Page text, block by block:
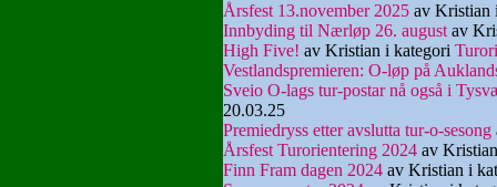
Årsfest 13.november 2025av Kristian
Innbyding til Nærløp 26. augustav
High Five! av Kristian i kategori
Vestlandspremieren: O-løp på
Sveio O-lags tur-postar nå også i
20.03.25
Premiedryss etter avslutta tur-o-sesong
Årsfest Turorientering 2024av
Finn Fram dagen 2024av Kristian i